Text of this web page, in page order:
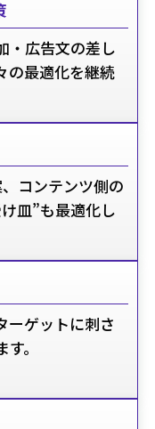
・広告文の差し
の最適化を継続
コンテンツ側の
皿”も最適化し
ーゲットに刺さ
。